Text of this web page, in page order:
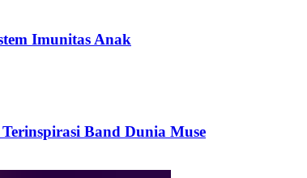
Imunitas Anak
Band Dunia Muse